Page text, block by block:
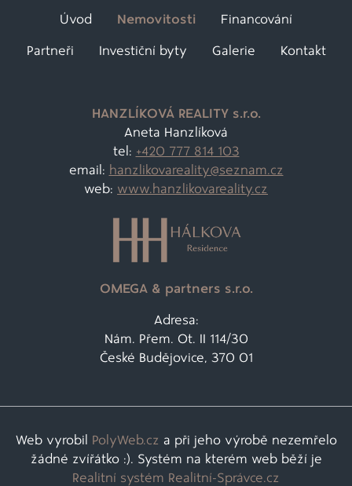
Úvod Nemovitosti Financování
Partneři Investiční byty Galerie Kontakt
HANZLÍKOVÁ REALITY s.r.o.
Aneta Hanzlíková
tel: +420 777 814 103
email: hanzlikovareality@seznam.cz
web: www.hanzlikovareality.cz
OMEGA & partners s.r.o.
Adresa:
Nám. Přem. Ot. II 114/30
České Budějovice, 370 01
Web vyrobil PolyWeb.cz a při jeho výrobě nezemřelo
žádné zvířátko :). Systém na kterém web běží je
Realitní systém Realitní-Správce.cz